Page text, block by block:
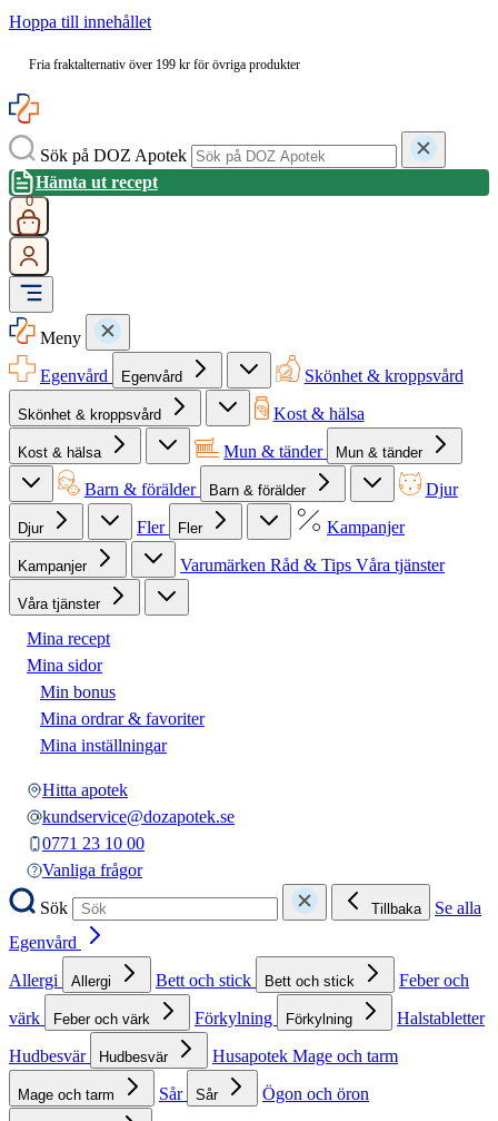
Hoppa till innehållet
Fria fraktalternativ över 199 kr för övriga produkter
Sök på DOZ Apotek
Hämta ut recept
0
Meny
Egenvård
Egenvård Skönhet & kroppsvård
Skönhet & kroppsvård Kost & hälsa
Kost & hälsa Mun & tänder Mun & tänder
Barn & förälder Barn & förälder Djur
Djur Fler Fler Kampanjer
Kampanjer Varumärken Råd & Tips Våra tjänster
Våra tjänster
Mina recept
Mina sidor
Min bonus
Mina ordrar & favoriter
Mina inställningar
Hitta apotek
kundservice@dozapotek.se
0771 23 10 00
Vanliga frågor
Sök
Tillbaka
Se alla
Egenvård
Allergi
Allergi Bett och stick Bett och stick
Feber och
värk
Feber och värk Förkylning Förkylning
Halstabletter
Hudbesvär
Hudbesvär Husapotek Mage och tarm
Mage och tarm Sår Sår Ögon och öron